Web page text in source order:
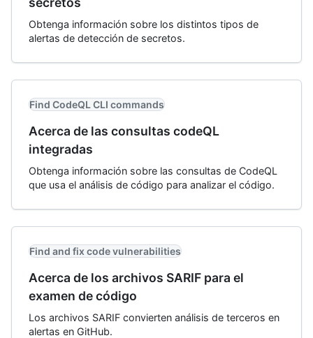
Obtenga información sobre los distintos tipos de
alertas de detección de secretos.
Find CodeQL CLI commands
Acerca de las consultas codeQL
integradas
Obtenga información sobre las consultas de CodeQL
que usa el análisis de código para analizar el código.
Find and fix code vulnerabilities
Acerca de los archivos SARIF para el
examen de código
Los archivos SARIF convierten análisis de terceros en
alertas en GitHub.